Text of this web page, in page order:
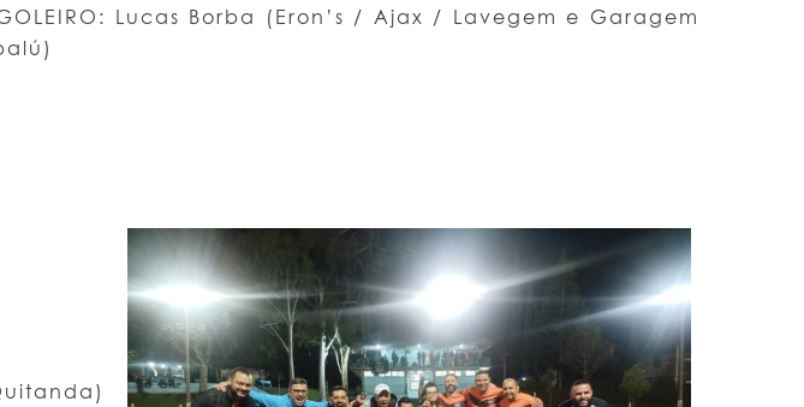
Lucas Borba (Eron’s / Ajax / Lavegem e Garagem